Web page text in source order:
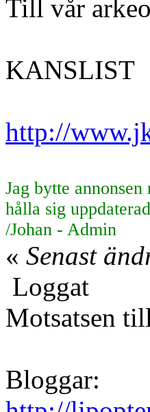
Till vår
KANSLIST
http://
Jag bytte
hålla sig
/Johan - Admin
« Senast
Loggat
Motsatsen
Bloggar: